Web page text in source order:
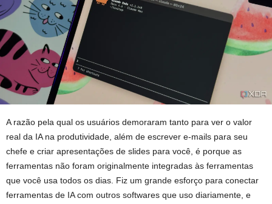
A razão pela qual os usuários demoraram tanto para ver o valor
real da IA ​​na produtividade, além de escrever e-mails para seu
chefe e criar apresentações de slides para você, é porque as
ferramentas não foram originalmente integradas às ferramentas
que você usa todos os dias. Fiz um grande esforço para conectar
ferramentas de IA com outros softwares que uso diariamente, e